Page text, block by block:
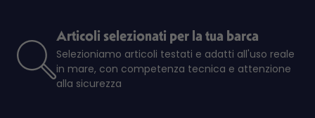
Articoli selezionati per la tua barca
Selezioniamo articoli testati e adatti all'uso reale
in mare, con competenza tecnica e attenzione
alla sicurezza